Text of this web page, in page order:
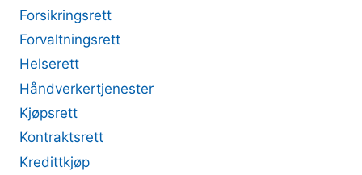
Forsikringsrett
Forvaltningsrett
Helserett
Håndverkertjenester
Kjøpsrett
Kontraktsrett
Kredittkjøp